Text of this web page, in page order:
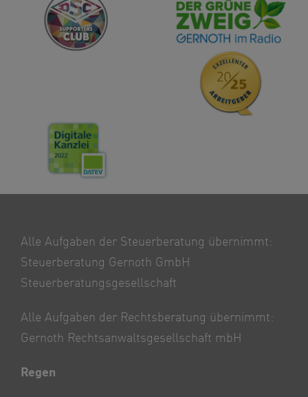
Alle Aufgaben der Steuerberatung übernimmt:
Steuerberatung Gernoth GmbH
Steuerberatungsgesellschaft
Alle Aufgaben der Rechtsberatung übernimmt:
Gernoth Rechtsanwaltsgesellschaft mbH
Regen